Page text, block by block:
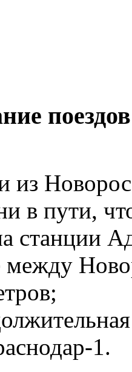
из
в пути,
станции
между
1.